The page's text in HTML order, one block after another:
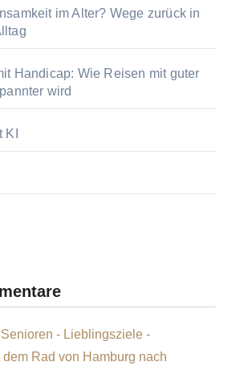
im Alter? Wege zurück in
Handicap: Wie Reisen mit guter
wird
- Lieblingsziele -
dem Rad von Hamburg nach